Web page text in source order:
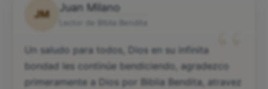
JM
Juan Milano
“
Un saludo para todos, Dios en su infinita
bondad les continúe bendiciendo, agradezco
primeramente a Dios por Biblia Bendita, atravez